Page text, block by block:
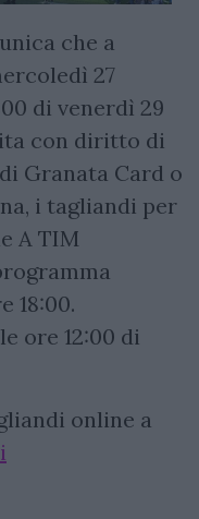
che a
27
di venerdì 29
con diritto di
Granata Card o
i tagliandi per
A TIM
18:00.
ore 12:00 di
online a